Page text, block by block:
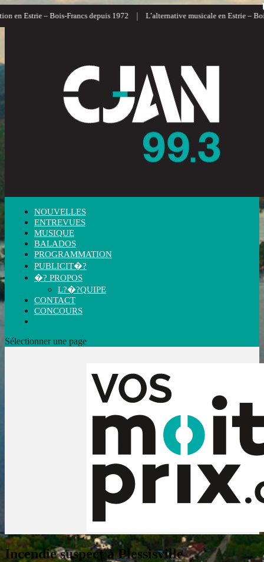
en Estrie – Bois-Francs depuis 1972 | L’alternative musicale en Estrie –
NOUVELLES
ENTREVUES
MUSIQUE
BALADOS
PROGRAMMATION
PUBLICIT�?
�? PROPOS
L?�?QUIPE
CONTACT
CONCOURS
Sélectionner une page
Incendie suspect à Plessisville